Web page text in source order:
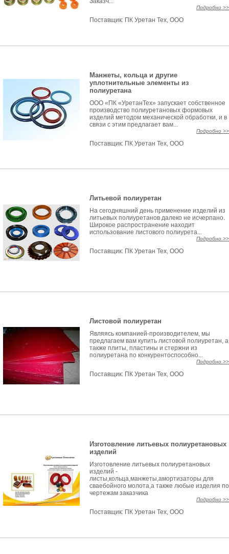
Подробно >>
Поставщик: ПК Уретан Тех, ООО
Манжеты, кольца и другие
уплотнительные элементы из
полиуретана
ООО «ПК «УретанТех» запускает собственное
производство полиуретановых формовых
изделий методом механической обработки, и в
связи с этим предлагает вам...
Подробно >>
Поставщик: ПК Уретан Тех, ООО
Литьевой полиуретан
На сегодняшний день применение изделий из
литьевых полиуретанов далеко не исчерпано.
Широкое распространение находит
использование листового полиурета...
Подробно >>
Поставщик: ПК Уретан Тех, ООО
Листовой полиуретан
Являясь компанией-производителем, мы
предлагаем вам купить листовой полиуретан, а
также плиты, пластины и стержни из
полиуретана по конкурентоспособно...
Подробно >>
Поставщик: ПК Уретан Тех, ООО
Изготовление литьевых полиуретановых
изделий
Изготовление литьевых полиуретановых
изделий -
листы,кольца,манжеты,амортизаторы для
сваебойного молота,а также любые изделия по
чертежам заказчика
Подробно >>
Поставщик: ПК Уретан Тех, ООО